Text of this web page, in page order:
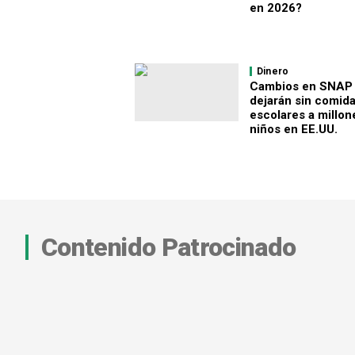
en 2026?
Dinero
Cambios en SNAP
dejarán sin
escolares a
niños en EE.UU.
Contenido Patrocinado